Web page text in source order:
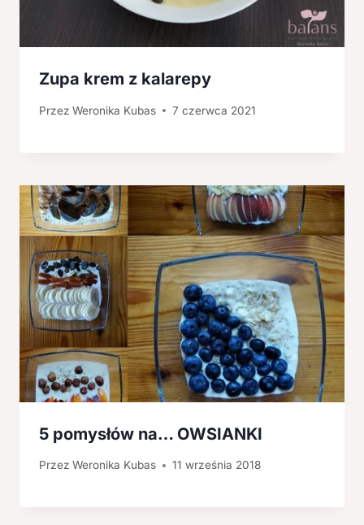
Zupa krem z kalarepy
Przez Weronika Kubas 7 czerwca 2021
5 pomysłów na… OWSIANKI
Przez Weronika Kubas 11 września 2018